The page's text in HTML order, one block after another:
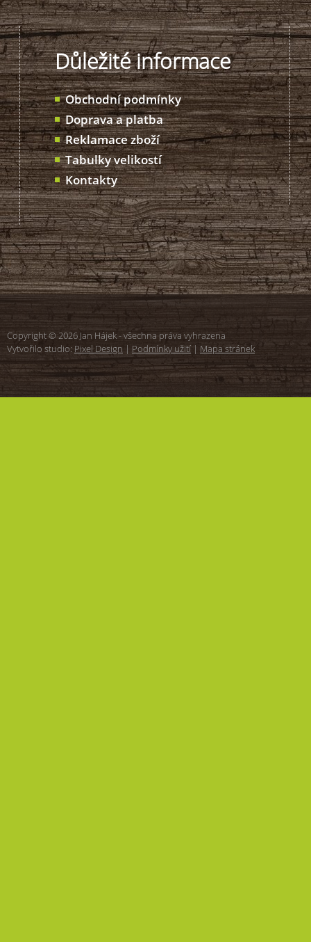
Důležité informace
Obchodní podmínky
Doprava a platba
Reklamace zboží
Tabulky velikostí
Kontakty
Copyright © 2026 Jan Hájek - všechna práva vyhrazena
Vytvořilo studio: Pixel Design | Podmínky užití | Mapa stránek